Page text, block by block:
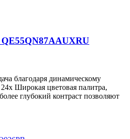
QE55QN87AAUXRU
благодаря динамическому
Широкая цветовая палитра,
глубокий контраст позволяют